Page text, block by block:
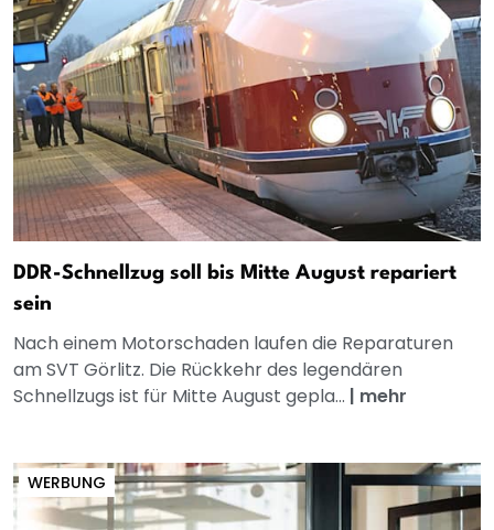
DDR-Schnellzug soll bis Mitte August repariert
sein
Nach einem Motorschaden laufen die Reparaturen
am SVT Görlitz. Die Rückkehr des legendären
Schnellzugs ist für Mitte August gepla... | mehr
WERBUNG